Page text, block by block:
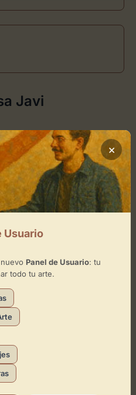
Javi
×
Usuario
Panel de Usuario: tu
todo tu arte.